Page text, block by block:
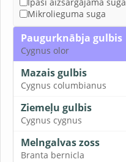
Īpaši aizsargājama suga
Mikrolieguma suga
Paugurknābja gulbis
Cygnus olor
Mazais gulbis
Cygnus columbianus
Ziemeļu gulbis
Cygnus cygnus
Melngalvas zoss
Branta bernicla